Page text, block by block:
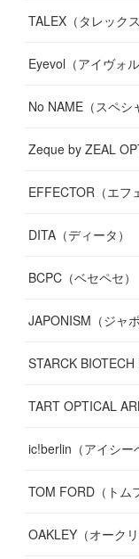
TALEX（タレックス
Eyevol（アイヴォル
No NAME（スペシ
Zeque by ZEAL
EFFECTOR（エフ
DITA（ディータ）
BCPC（ベセペセ）
JAPONISM（ジャ
STARCK BIOTECH
TART OPTICAL
ic!berlin（アイシー
TOM FORD（トム
OAKLEY（オークリ